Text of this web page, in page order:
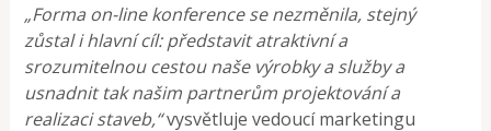
„Forma on-line konference se nezměnila, stejný
zůstal i hlavní cíl: představit atraktivní a
srozumitelnou cestou naše výrobky a služby a
usnadnit tak našim partnerům projektování a
realizaci staveb,“vysvětluje vedoucí marketingu